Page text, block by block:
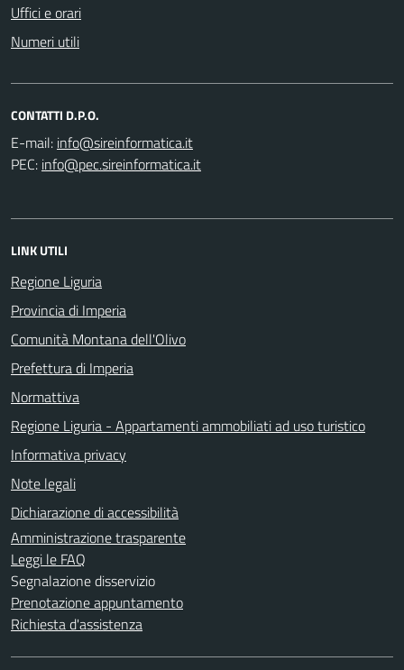
Uffici e orari
Numeri utili
CONTATTI D.P.O.
E-mail:
PEC:
LINK UTILI
Regione Liguria
Provincia di Imperia
Comunità Montana dell'Olivo
Prefettura di Imperia
Normattiva
Regione Liguria - Appartamenti ammobiliati ad uso turistico
Informativa privacy
Note legali
Dichiarazione di accessibilità
Amministrazione trasparente
Leggi le FAQ
Segnalazione disservizio
Prenotazione appuntamento
Richiesta d'assistenza